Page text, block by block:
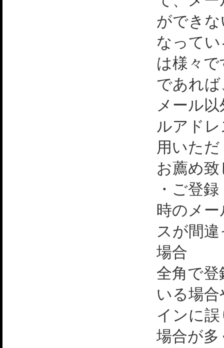
ができ
なって
は様々
であれ
メール
ルアド
用いた
お薦め
・ご登
時のメ
スが間
場合
全角で
いる場
インに
場合が